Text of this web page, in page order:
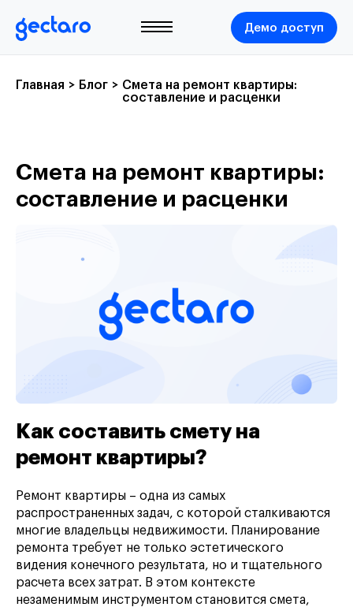
Демо доступ
Главная > Блог > Смета на ремонт квартиры:
составление и расценки
Смета на ремонт квартиры:
составление и расценки
Как составить смету на
ремонт квартиры?
Ремонт квартиры – одна из самых
распространенных задач, с которой сталкиваются
многие владельцы недвижимости. Планирование
ремонта требует не только эстетического
видения конечного результата, но и тщательного
расчета всех затрат. В этом контексте
незаменимым инструментом становится смета,